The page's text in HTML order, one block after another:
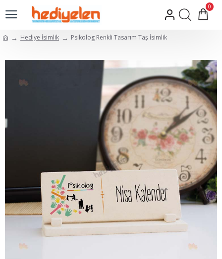
0
Hediye İsimlik Psikolog Renkli Tasarım Taş İsimlik